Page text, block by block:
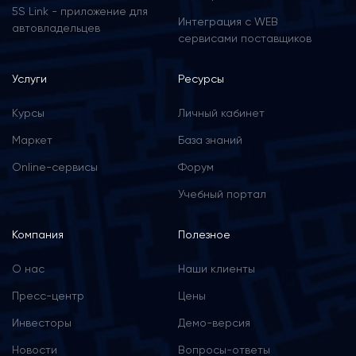
5S Link - приложение для
автовладельцев
Интеграция с WEB
сервисами поставщиков
Услуги
Курсы
Маркет
Online-сервисы
Ресурсы
Личный кабинет
База знаний
Форум
Учебный портал
Компания
О нас
Пресс-центр
Инвесторы
Новости
Полезное
Наши клиенты
Цены
Демо-версия
Вопросы-ответы